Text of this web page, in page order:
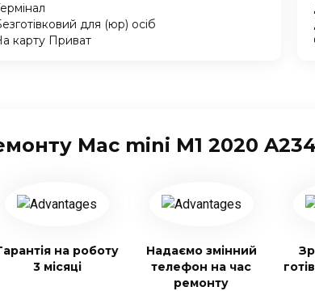
для (юр) осіб
карту Приват
Mac mini M1 2020
на роботу
3 місяці
Надаємо змінний
телефон на час
ремонту